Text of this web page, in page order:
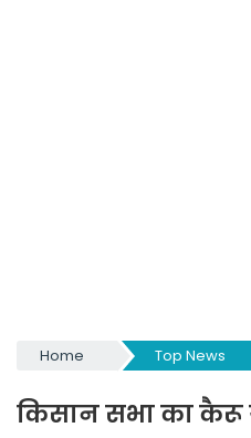
Home Top News
किसान सभा का